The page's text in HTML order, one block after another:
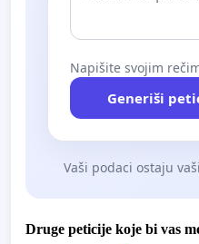
Napišite svojim
Generiši
Vaši podaci ostaju vaši
Druge peticije koje bi vas